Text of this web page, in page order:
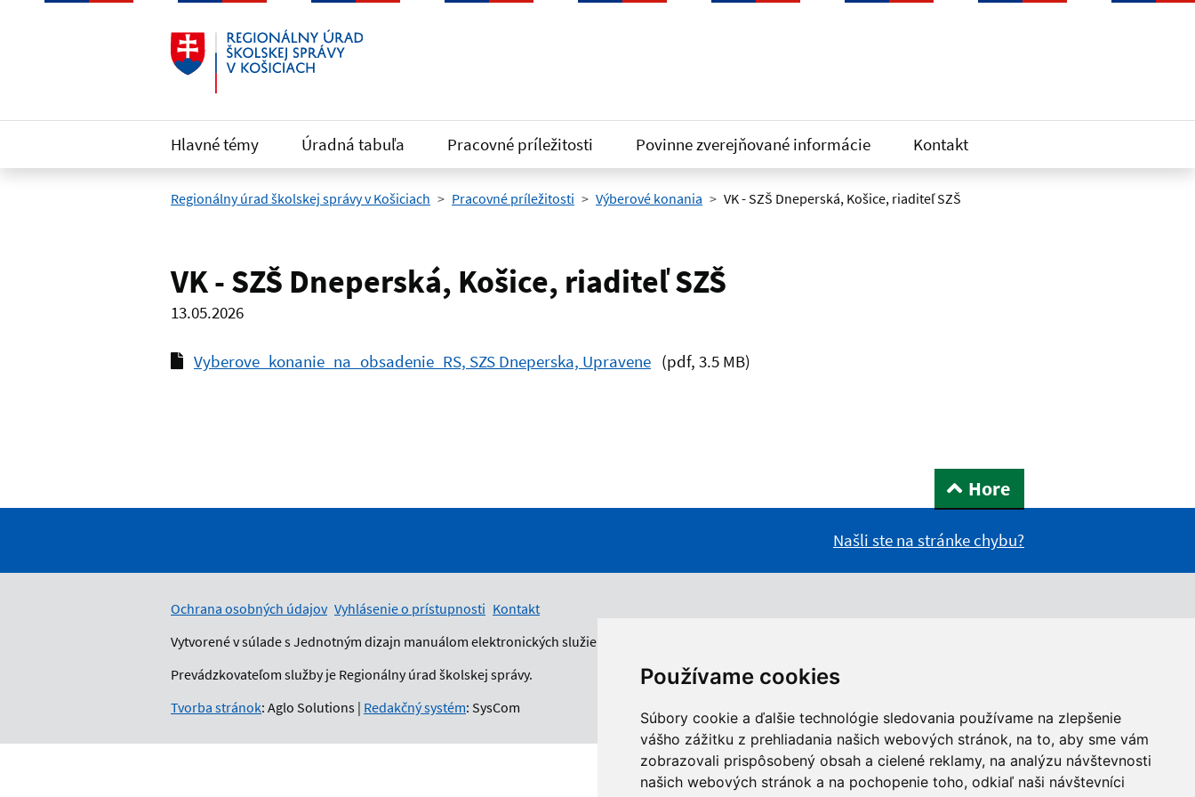
Používame cookies
Súbory cookie a ďalšie technológie sledovania používame na zlepšenie
vášho zážitku z prehliadania našich webových stránok, na to, aby sme vám
zobrazovali prispôsobený obsah a cielené reklamy, na analýzu návštevnosti
našich webových stránok a na pochopenie toho, odkiaľ naši návštevníci
Preskočiť na hlavný obsah
Hlavné témy Úradná tabuľa Pracovné príležitosti Povinne zverejňované informácie Kontakt
Regionálny úrad školskej správy v Košiciach Pracovné príležitosti Výberové konania VK - SZŠ Dneperská, Košice, riaditeľ SZŠ
VK - SZŠ Dneperská, Košice, riaditeľ SZŠ
13.05.2026
Vyberove_konanie_na_obsadenie_RS, SZS Dneperska, Upravene (pdf, 3.5 MB)
Hore
Našli ste na stránke chybu?
Ochrana osobných údajov Vyhlásenie o prístupnosti Kontakt
Vytvorené v súlade s Jednotným dizajn manuálom elektronických služieb.
Prevádzkovateľom služby je Regionálny úrad školskej správy.
Tvorba stránok: Aglo Solutions | Redakčný systém: SysCom